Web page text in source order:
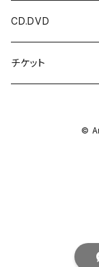
HIDDEN DOOR
LUNA ET SOL
アクセサリー
アクリルキーホルダー
チェキ
CD.DVD
CDアルバム
チケット
©